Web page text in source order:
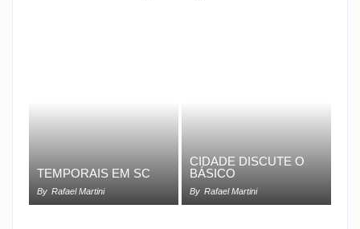
TEMPORAIS EM SC
By Rafael Martini
CIDADE DISCUTE O
BÁSICO
By Rafael Martini